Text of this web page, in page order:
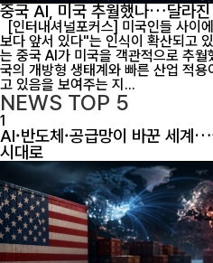
중국 AI, 미국 추월했나…달라진
[인터내셔널포커스] 미국인들 사이
보다 앞서 있다"는 인식이 확산되고
는 중국 AI가 미국을 객관적으로 추
국의 개방형 생태계와 빠른 산업 적용
고 있음을 보여주는 지...
NEWS TOP 5
1
AI·반도체·공급망이 바꾼 세계
시대로